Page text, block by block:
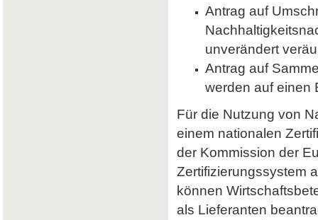
Antrag auf
unverändert
Antrag auf
werden auf einen
Für die Nutzung von
einem nationalen
der Kommission der
Zertifizierungssystem
können
als Lieferanten